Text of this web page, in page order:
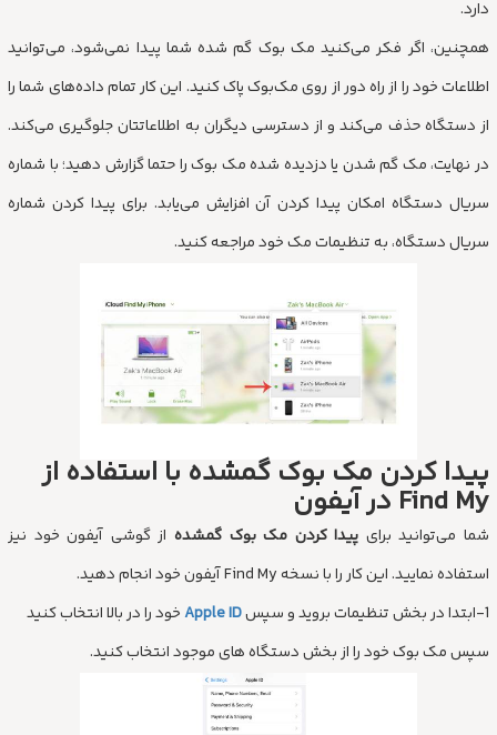
دارد.
همچنین، اگر فکر می‌کنید مک بوک گم شده شما پیدا نمی‌شود، می‌توانید
اطلاعات خود را از راه دور از روی مک‌بوک پاک کنید. این کار تمام داده‌های شما را
از دستگاه حذف می‌کند و از دسترسی دیگران به اطلاعاتتان جلوگیری می‌کند.
در نهایت، مک گم شدن یا دزدیده شده مک بوک را حتما گزارش دهید؛ با شماره
سریال دستگاه امکان پیدا کردن آن افزایش می‌یابد. برای پیدا کردن شماره
سریال دستگاه، به تنظیمات مک خود مراجعه کنید.
پیدا کردن مک بوک گمشده با استفاده از
Find My در آیفون
شما می‌توانید برای پیدا کردن مک بوک گمشده از گوشی آیفون خود نیز
استفاده نمایید. این کار را با نسخه Find My آیفون خود انجام دهید.
1-ابتدا در بخش تنظیمات بروید و سپس
Apple IDخود را در بالا انتخاب کنید
سپس مک بوک خود را از بخش دستگاه های موجود انتخاب کنید.